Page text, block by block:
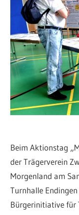
Beim Aktionstag
der Trägerverein
Morgenland am
Turnhalle
Bürgerinitiative für